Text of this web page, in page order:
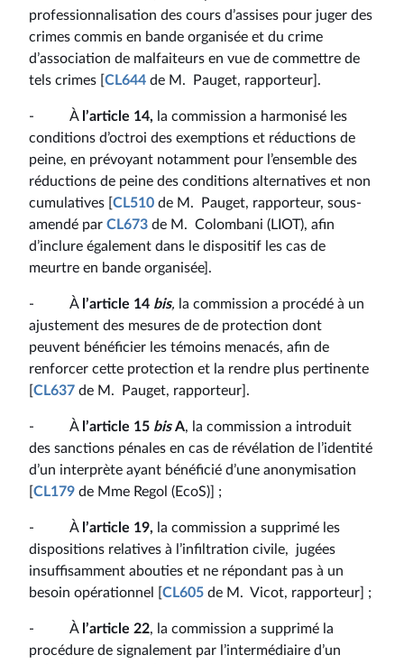
professionnalisation des cours d’assises pour juger des
crimes commis en bande organisée et du crime
d’association de malfaiteurs en vue de commettre de
tels crimes [ CL644 de M. Pauget, rapporteur].
- À l’article 14, la commission a harmonisé les
conditions d’octroi des exemptions et réductions de
peine, en prévoyant notamment pour l’ensemble des
réductions de peine des conditions alternatives et non
cumulatives [ CL510 de M. Pauget, rapporteur, sous-
amendé par CL673 de M. Colombani (LIOT), afin
d’inclure également dans le dispositif les cas de
meurtre en bande organisée].
- À l’article 14 bis, la commission a procédé à un
ajustement des mesures de de protection dont
peuvent bénéficier les témoins menacés, afin de
renforcer cette protection et la rendre plus pertinente
CL637 de M. Pauget, rapporteur].
- À l’article 15 bisA, la commission a introduit
des sanctions pénales en cas de révélation de l’identité
d’un interprète ayant bénéficié d’une anonymisation
CL179 de Mme Regol (EcoS)] ;
- À l’article 19, la commission a supprimé les
dispositions relatives à l’infiltration civile, jugées
insuffisamment abouties et ne répondant pas à un
besoin opérationnel [ CL605 de M. Vicot, rapporteur] ;
- À l’article 22, la commission a supprimé la
procédure de signalement par l’intermédiaire d’un